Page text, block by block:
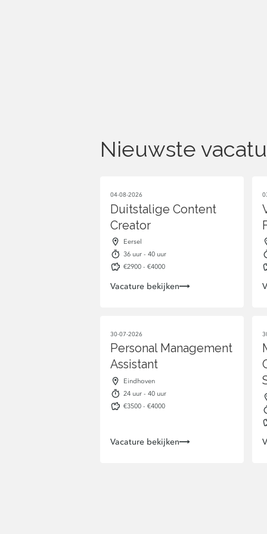
Nieuwste
04-08-2026
Duitstalige Content
Creator
Eersel
36 uur - 40 uur
€2900 - €4000
Vacature bekijken
30-07-2026
Personal Management
Assistant
Eindhoven
24 uur - 40 uur
€3500 - €4000
Vacature bekijken